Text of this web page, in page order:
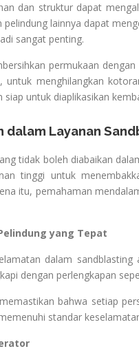
dan struktur dapat
pelindung lainnya dapat
sangat penting.
permukaan
untuk menghilangkan
untuk diaplikasikan
dalam Layanan
tidak boleh diabaikan
tinggi untuk
itu, pemahaman
yang Tepat
dalam
dengan perlengkapan
bahwa setiap
standar